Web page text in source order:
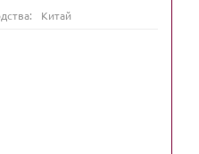
Китай